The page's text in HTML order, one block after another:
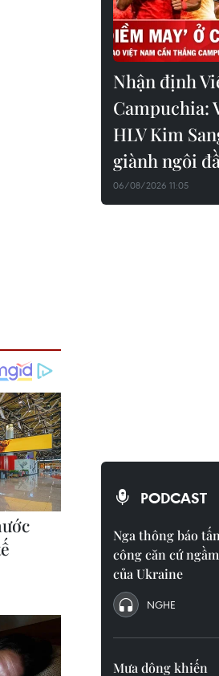
Nhận định
Campuchia:
HLV Kim
giành ngôi
06/08/2026 11:05
PODCAST
Nga thông báo tấn
công căn cứ ngầm
của Ukraine
NGHE
Mưa dông khiến